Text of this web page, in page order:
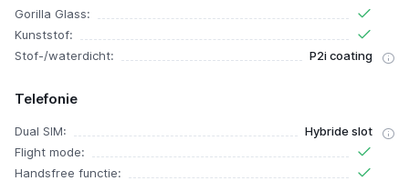
Gorilla Glass:
Kunststof:
Stof-/waterdicht:
P2i coating
Telefonie
Dual SIM:
Hybride slot
Flight mode:
Handsfree functie: